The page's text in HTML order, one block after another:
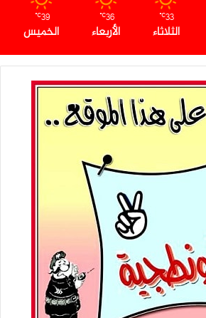
33
℃
الثلاثاء
36
℃
الأربعاء
39
℃
الخميس